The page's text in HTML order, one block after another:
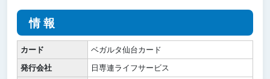
情報
カード
ベガルタ仙台カード
発行会社
日専連ライフサービス